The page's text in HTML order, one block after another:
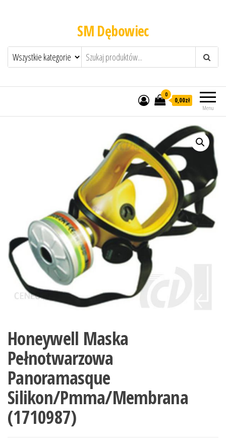
SM Dębowiec
Menu
0
0,00zł
Honeywell Maska
Pełnotwarzowa
Panoramasque
Silikon/Pmma/Membrana
(1710987)